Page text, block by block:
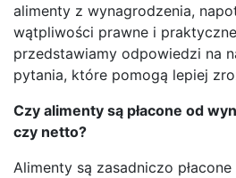
alimenty z wynagrodzenia,
wątpliwości prawne i
przedstawiamy odpowiedzi na
pytania, które pomogą lepiej
Czy alimenty są płacone od
czy netto?
Alimenty są zasadniczo